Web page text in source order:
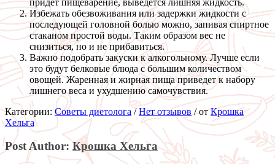
Избежать обезвоживания или задержки жидкости с
последующей головной болью можно, запивая спиртное
стаканом простой воды. Таким образом вес не
снизиться, но и не прибавиться.
Важно подобрать закуски к алкогольному. Лучше если
это будут белковые блюда с большим количеством
овощей. Жаренная и жирная пища приведет к набору
лишнего веса и ухудшению самочувствия.
Категории: Советы диетолога / Нет отзывов /отКрошка
Хельга
Post Author: Крошка Хельга